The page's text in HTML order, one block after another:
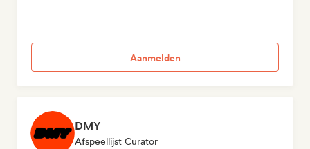
Aanmelden
DMY
Afspeellijst Curator